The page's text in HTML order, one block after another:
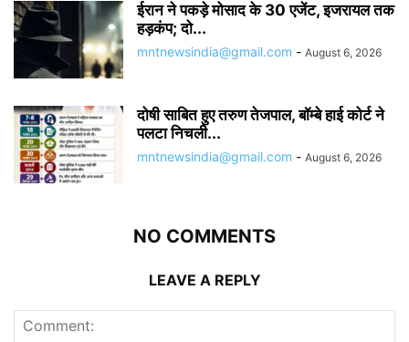
ईरान ने पकड़े मोसाद के 30 एजेंट, इजरायल तक
हड़कंप; दो...
mntnewsindia@gmail.com - August 6, 2026
दोषी साबित हुए तरुण तेजपाल, बॉम्बे हाई कोर्ट ने
पलटा निचली...
mntnewsindia@gmail.com - August 6, 2026
NO COMMENTS
LEAVE A REPLY